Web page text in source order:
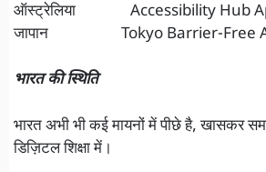
ऑस्ट्रेलिया Accessibility Hub
जापान Tokyo Barrier-Free
भारत की स्थिति
भारत अभी भी कई मायनों में पीछे है, खासकर
डिज़िटल शिक्षा में।